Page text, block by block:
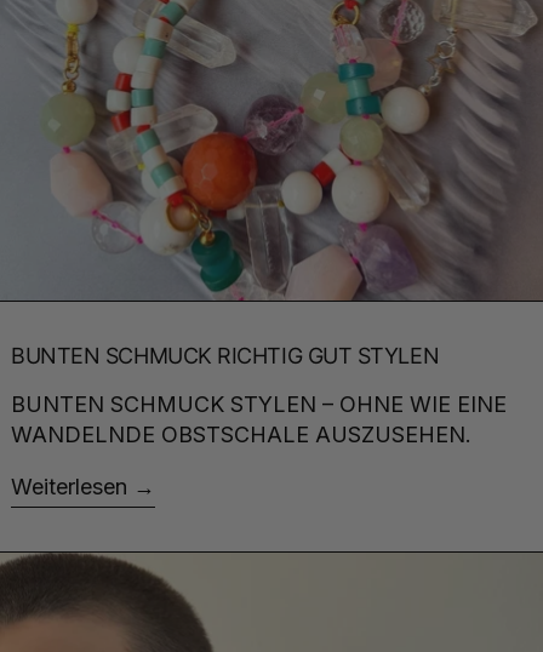
BUNTEN SCHMUCK RICHTIG GUT STYLEN
BUNTEN SCHMUCK STYLEN – OHNE WIE EINE
WANDELNDE OBSTSCHALE AUSZUSEHEN.
Weiterlesen
Weiterlesen: STATEMENT OHRRINGE UND BRILLE!